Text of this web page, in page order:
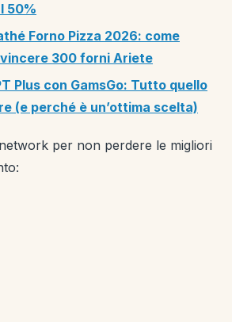
50%
Forno Pizza 2026: come
300 forni Ariete
Plus con GamsGo: Tutto quello
(e perché è un’ottima scelta)
per non perdere le migliori